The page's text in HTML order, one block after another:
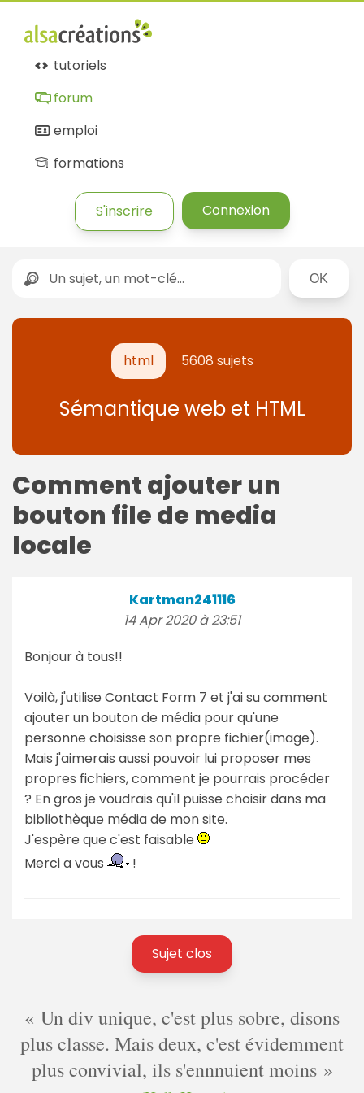
tutoriels
forum
emploi
formations
S'inscrire Connexion
Rechercher
html 5608 sujets
Sémantique web et HTML
Comment ajouter un
bouton file de media
locale
Kartman241116
14 Apr 2020 à 23:51
Bonjour à tous!!
Voilà, j'utilise Contact Form 7 et j'ai su comment
ajouter un bouton de média pour qu'une
personne choisisse son propre fichier(image).
Mais j'aimerais aussi pouvoir lui proposer mes
propres fichiers, comment je pourrais procéder
? En gros je voudrais qu'il puisse choisir dans ma
bibliothèque média de mon site.
J'espère que c'est faisable
Merci a vous
!
Sujet clos
Un div unique, c'est plus sobre, disons
plus classe. Mais deux, c'est évidemment
plus convivial, ils s'ennnuient moins